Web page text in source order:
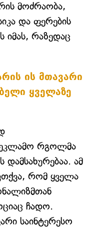
მოძრაობა,
და ფერების
რაზედაც
ის მთავარი
ყველაზე
რგოლმა
ამ
რომ ყველა
ჩადო.
საინტერესო